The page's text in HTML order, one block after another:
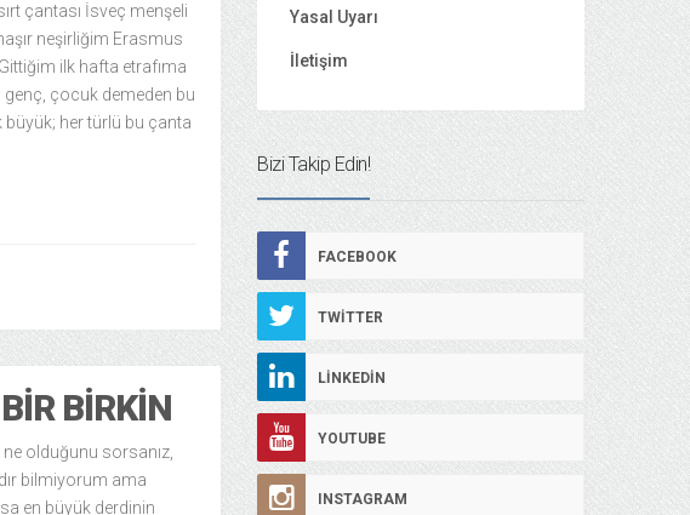
çantası İsveç menşeli
neşirliğim Erasmus
ilk hafta etrafıma
genç, çocuk demeden bu
büyük; her türlü bu çanta
BIRKIN
olduğunu sorsanız,
bilmiyorum ama
en büyük derdinin
Yasal Uyarı
İletişim
Bizi Takip Edin!
FACEBOOK
TWITTER
LINKEDIN
YOUTUBE
INSTAGRAM